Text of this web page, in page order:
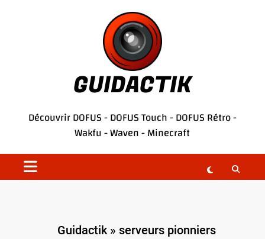
GUIDACTIK
DécouvrirDOFUS-DOFUS Touch-DOFUS Rétro-
Wakfu-Waven-Minecraft
Guidactik» serveurs pionniers